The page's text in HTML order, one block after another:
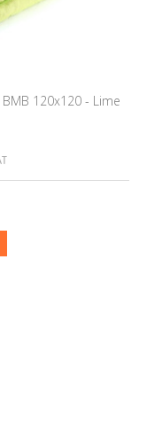
120x120 - Lime